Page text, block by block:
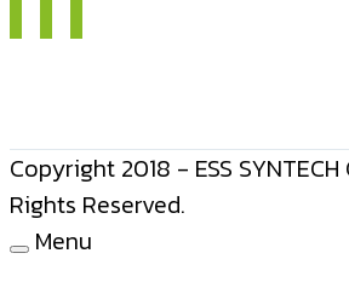
Copyright 2018 - ESS SYNTECH
Rights Reserved.
Menu